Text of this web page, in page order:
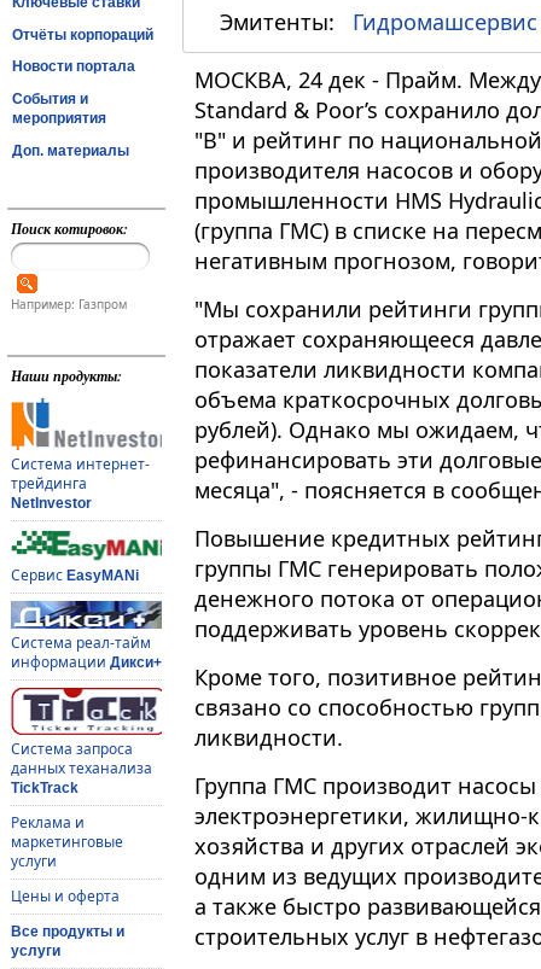
Отчёты корпораций
Новости портала
События и
мероприятия
Доп. материалы
Поиск котировок:
Например: Газпром
Наши продукты:
Система интернет-
трейдинга
NetInvestor
Сервис EasyMANi
Система реал-тайм
информации Дикси+
Система запроса
данных теханализа
TickTrack
Реклама и
маркетинговые
услуги
Цены и оферта
Все продукты и
услуги
Эмитенты: Гидромашсервис
МОСКВА, 24 дек - Прайм.
Standard & Poor’s сохранило
"В" и рейтинг по
производителя насосов и
промышленности HMS
(группа ГМС) в списке на
негативным прогнозом,
"Мы сохранили рейтинги
отражает сохраняющееся
показатели ликвидности
объема краткосрочных
рублей). Однако мы ожидаем,
рефинансировать эти
месяца", - поясняется в
Повышение кредитных
группы ГМС генерировать
денежного потока от
поддерживать уровень
Кроме того, позитивное
связано со способностью
ликвидности.
Группа ГМС производит
электроэнергетики, жилищно-
хозяйства и других отраслей
одним из ведущих
а также быстро
строительных услуг в